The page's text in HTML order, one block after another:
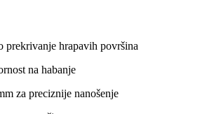
prekrivanje hrapavih površina
na habanje
za preciznije nanošenje